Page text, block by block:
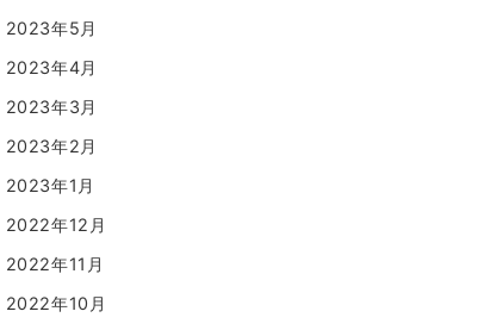
2023年5月
2023年4月
2023年3月
2023年2月
2023年1月
2022年12月
2022年11月
2022年10月